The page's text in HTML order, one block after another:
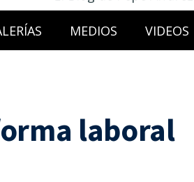
MEDIOS VIDEOS
laboral